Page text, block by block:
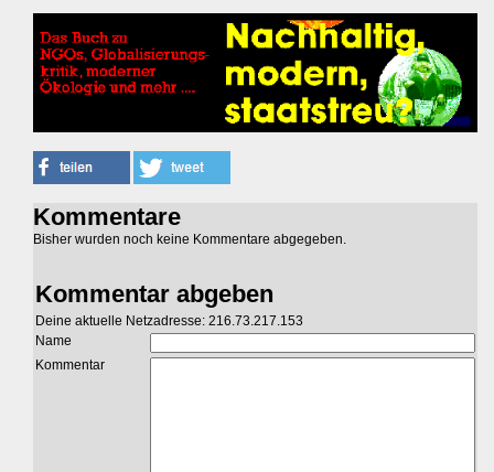
Kommentare
Bisher wurden noch keine Kommentare abgegeben.
Kommentar abgeben
Deine aktuelle Netzadresse: 216.73.217.153
Name
Kommentar